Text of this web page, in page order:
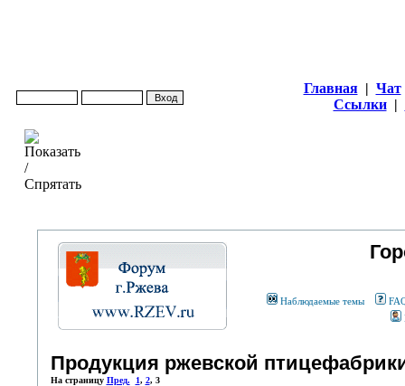
Главная | Чат
Ссылки |
Наблюдаемые темы
Продукция ржевской
На страницу Пред. 1, 2, 3